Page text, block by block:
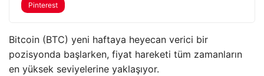
Pinterest
Bitcoin (BTC) yeni haftaya heyecan verici bir
pozisyonda başlarken, fiyat hareketi tüm zamanların
en yüksek seviyelerine yaklaşıyor.